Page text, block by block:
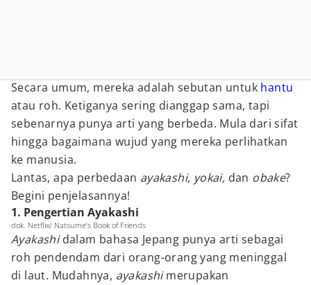
Secara umum, mereka adalah sebutan untuk hantu
atau roh. Ketiganya sering dianggap sama, tapi
sebenarnya punya arti yang berbeda. Mula dari sifat
hingga bagaimana wujud yang mereka perlihatkan
ke manusia.
Lantas, apa perbedaan ayakashi, yokai, dan obake?
Begini penjelasannya!
1. Pengertian Ayakashi
dok. Netflix/ Natsume’s Book of Friends
Ayakashidalam bahasa Jepang punya arti sebagai
roh pendendam dari orang-orang yang meninggal
di laut. Mudahnya, ayakashimerupakan